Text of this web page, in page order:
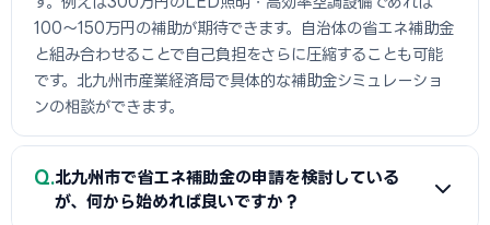
100〜150万円の補助が期待できます。自治体の省エネ補助金
と組み合わせることで自己負担をさらに圧縮することも可能
です。北九州市産業経済局で具体的な補助金シミュレーショ
ンの相談ができます。
Q 北九州市で省エネ補助金の申請を検討している
が、何から始めれば良いですか？